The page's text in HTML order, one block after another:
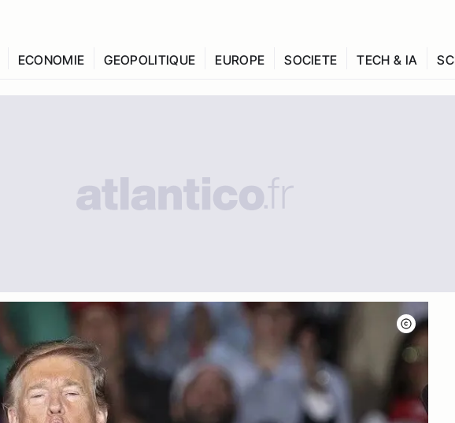
ECONOMIE GEOPOLITIQUE EUROPE SOCIETE TECH & IA